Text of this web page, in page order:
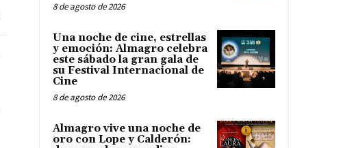
8 de agosto de 2026
Una noche de cine, estrellas
y emoción: Almagro celebra
este sábado la gran gala de
su Festival Internacional de
Cine
8 de agosto de 2026
Almagro vive una noche de
oro con Lope y Calderón: